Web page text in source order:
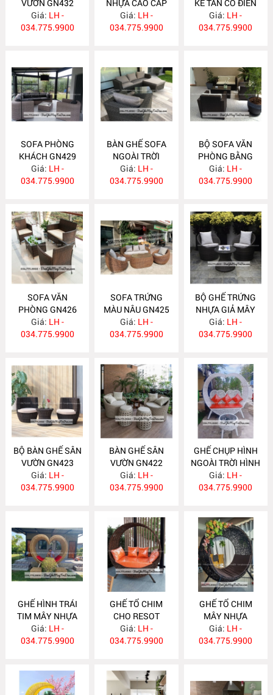
VƯỜN GN432
Giá: LH -
034.775.9900
NHỰA CAO CẤP
GN431
Giá: LH -
034.775.9900
KẾ TÂN CỔ ĐIỂN
GN430
Giá: LH -
034.775.9900
SOFA PHÒNG
KHÁCH GN429
Giá: LH -
034.775.9900
BÀN GHẾ SOFA
NGOÀI TRỜI
GN428
Giá: LH -
034.775.9900
BỘ SOFA VĂN
PHÒNG BẰNG
NHỰA GIẢ MÂY
GN427
Giá: LH -
034.775.9900
SOFA VĂN
PHÒNG GN426
Giá: LH -
034.775.9900
SOFA TRỨNG
MÀU NÂU GN425
Giá: LH -
034.775.9900
BỘ GHẾ TRỨNG
NHỰA GIẢ MÂY
GN424
Giá: LH -
034.775.9900
BỘ BÀN GHẾ SÂN
VƯỜN GN423
Giá: LH -
034.775.9900
BÀN GHẾ SÂN
VƯỜN GN422
Giá: LH -
034.775.9900
GHẾ CHỤP HÌNH
NGOÀI TRỜI HÌNH
TRÁI TIM GN421
Giá: LH -
034.775.9900
GHẾ HÌNH TRÁI
TIM MÂY NHỰA
GN420
Giá: LH -
034.775.9900
GHẾ TỔ CHIM
CHO RESOT
GN419
Giá: LH -
034.775.9900
GHẾ TỔ CHIM
MÂY NHỰA
GN418
Giá: LH -
034.775.9900